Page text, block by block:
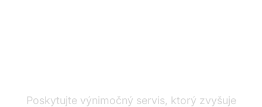
Poskytujte výnimočný servis, ktorý zvyšuje